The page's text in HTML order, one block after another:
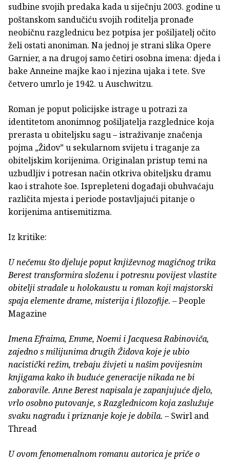
sudbine svojih predaka kada u siječnju 2003. godine u
poštanskom sandučiću svojih roditelja pronađe
neobičnu razglednicu bez potpisa jer pošiljatelj očito
želi ostati anoniman. Na jednoj je strani slika Opere
Garnier, a na drugoj samo četiri osobna imena: djeda i
bake Anneine majke kao i njezina ujaka i tete. Sve
četvero umrlo je 1942. u Auschwitzu.
Roman je poput policijske istrage u potrazi za
identitetom anonimnog pošiljatelja razglednice koja
prerasta u obiteljsku sagu – istraživanje značenja
pojma „Židov” u sekularnom svijetu i traganje za
obiteljskim korijenima. Originalan pristup temi na
uzbudljiv i potresan način otkriva obiteljsku dramu
kao i strahote šoe. Isprepleteni događaji obuhvaćaju
različita mjesta i periode postavljajući pitanje o
korijenima antisemitizma.
Iz kritike:
U nečemu što djeluje poput književnog magičnog trika
Berest transformira složenu i potresnu povijest vlastite
obitelji stradale u holokaustu u roman koji majstorski
spaja elemente drame, misterija i filozofije. – People
Magazine
Imena Efraima, Emme, Noemi i Jacquesa Rabinoviča,
zajedno s milijunima drugih Židova koje je ubio
nacistički režim, trebaju živjeti u našim povijesnim
knjigama kako ih buduće generacije nikada ne bi
zaboravile. Anne Berest napisala je zapanjujuće djelo,
vrlo osobno putovanje, s Razglednicom koja zaslužuje
svaku nagradu i priznanje koje je dobila. – Swirl and
Thread
U ovom fenomenalnom romanu autorica je priče o